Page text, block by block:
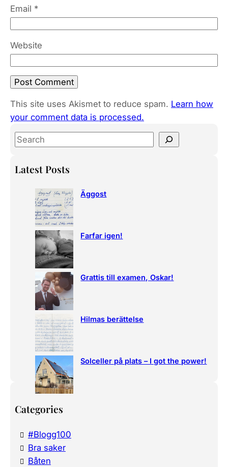
Email *
Website
This site uses Akismet to reduce spam. Learn how
your comment data is processed.
S
a
Latest Posts
Äggost
Farfar igen!
Grattis till examen, Oskar!
Hilmas berättelse
Solceller på plats – I got the power!
Categories
#Blogg100
Bra saker
Båten